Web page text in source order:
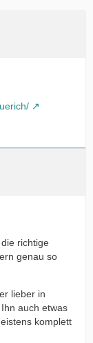
richtige
genau so
lieber in
auch etwas
komplett